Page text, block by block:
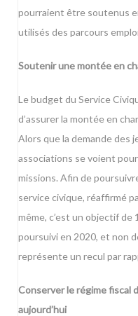
pourraient être soutenus
utilisés des parcours
Soutenir une montée en
Le budget du Service
d’assurer la montée en
Alors que la demande des
associations se voient
missions. Afin de
service civique, réaffirmé
même, c’est un objectif
poursuivi en 2020, et non
représente un recul par
Conserver le régime fiscal
aujourd’hui